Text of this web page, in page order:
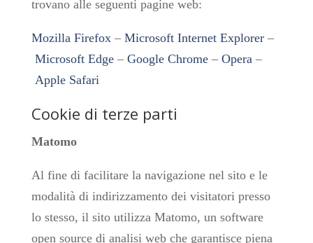
trovano alle seguenti pagine web:
Mozilla Firefox– Microsoft Internet Explorer–
Microsoft Edge– Google Chrome– Opera–
Apple Safari
Cookie di terze parti
Matomo
Al fine di facilitare la navigazione nel sito e le
modalità di indirizzamento dei visitatori presso
lo stesso, il sito utilizza Matomo, un software
open source di analisi web che garantisce piena